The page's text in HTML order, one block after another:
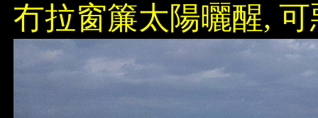
冇拉窗簾太陽曬醒,